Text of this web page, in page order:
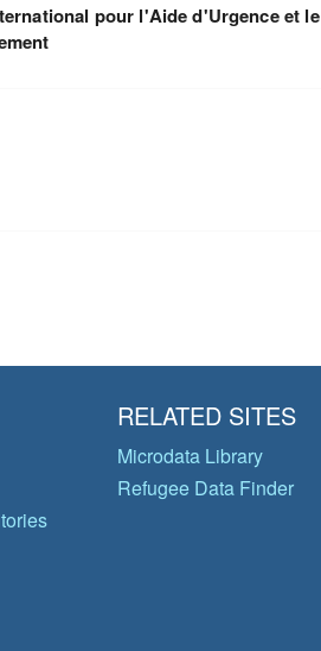
pour l'Aide d'Urgence et le
RELATED SITES
Microdata Library
Refugee Data Finder